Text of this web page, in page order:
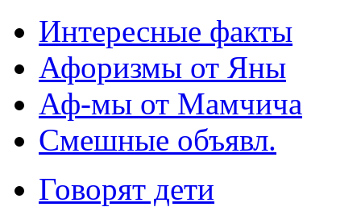
Интересные факты
Афоризмы от Яны
Аф-мы от Мамчича
Смешные объявл.
Говорят дети